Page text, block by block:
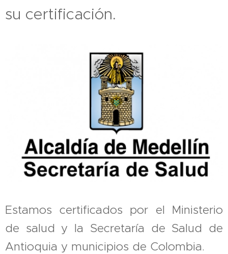
su certificación.
Estamos certificados por el Ministerio
de salud y la Secretaría de Salud de
Antioquia y municipios de Colombia.